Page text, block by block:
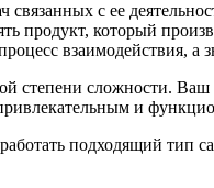
с ее
продукт, который
взаимодействия,
степени сложности.
и
подходящий тип